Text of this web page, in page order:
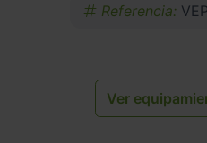
Referencia:
Ver